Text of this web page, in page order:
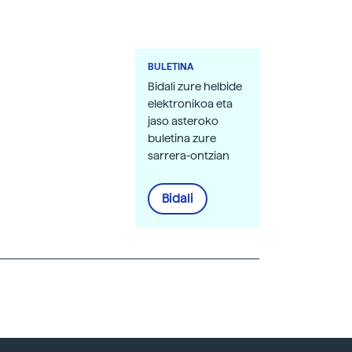
BULETINA
Bidali zure helbide
elektronikoa eta
jaso asteroko
buletina zure
sarrera-ontzian
Bidali